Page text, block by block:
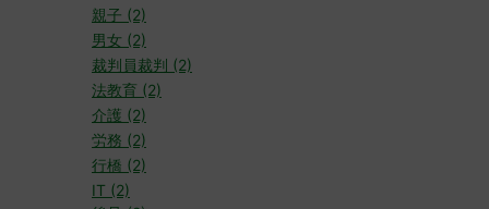
親子 (2)
男女 (2)
裁判員裁判 (2)
法教育 (2)
介護 (2)
労務 (2)
行橋 (2)
IT (2)